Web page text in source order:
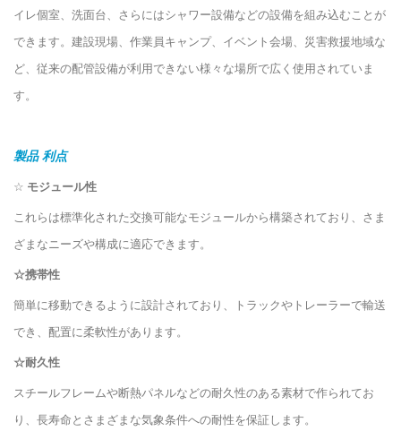
イレ個室、洗面台、さらにはシャワー設備などの設備を組み込むことが
できます。建設現場、作業員キャンプ、イベント会場、災害救援地域な
ど、従来の配管設備が利用できない様々な場所で広く使用されていま
す。
製品利点
☆ モジュール性
これらは標準化された交換可能なモジュールから構築されており、さま
ざまなニーズや構成に適応できます。
☆携帯性
簡単に移動できるように設計されており、トラックやトレーラーで輸送
でき、配置に柔軟性があります。
☆耐久性
スチールフレームや断熱パネルなどの耐久性のある素材で作られてお
り、長寿命とさまざまな気象条件への耐性を保証します。